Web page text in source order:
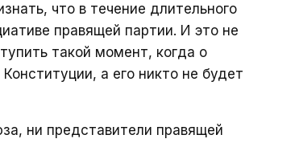
что в течение длительного
правящей партии. И это не
такой момент, когда о
а его никто не будет
ни представители правящей